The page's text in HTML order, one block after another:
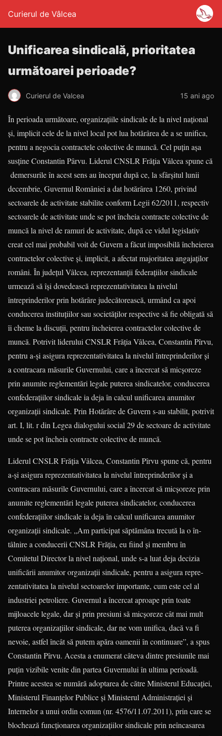
Curierul de Vâlcea
Unificarea sindicală, prioritatea
următoarei perioade?
Curierul de Valcea 15 ani ago
În perioada următoare, organizaţiile sindicale de la nivel naţional
şi, implicit cele de la nivel local pot lua hotărârea de a se unifica,
pentru a negocia contractele colective de muncă. Cel puţin aşa
susţine Constantin Pârvu. Liderul CNSLR Frăţia Vâlcea spune că
demersurile în acest sens au început după ce, la sfârşitul lunii
decembrie, Guvernul României a dat hotărârea 1260, privind
sectoarele de activitate stabilite conform Legii 62/2011, respectiv
sectoarele de activitate unde se pot încheia contracte colective de
muncă la nivel de ramuri de activitate, după ce vidul legislativ
creat cel mai probabil voit de Guvern a făcut imposibilă încheierea
contractelor colective şi, implicit, a afectat majoritatea angaja­ţilor
români. În judeţul Vâlcea, reprezentanţii fede­ra­ţiilor sindicale
urmează să îşi dovedească re­pre­zentativitatea la nivelul
întreprinderilor prin ho­tărâre judecătorească, urmând ca apoi
condu­ce­rea instituţiilor sau societăţilor respective să fie obligată să
îi cheme la discuţii, pentru încheierea contractelor colective de
muncă. Potrivit liderului CNSLR Frăţia Vâlcea, Constantin Pîrvu,
pentru a-şi asigura reprezentativitatea la nivelul întreprin­de­rilor şi
a contracara măsurile Guvernului, care a încercat să micşoreze
prin anumite regle­men­tări legale puterea sindicatelor, conducerea
con­fe­­deraţiilor sindicale ia deja în calcul unificarea anumitor
organizaţii sindicale. Prin Hotărâre de Guvern s-au stabilit, potrivit
art. I, lit. r din Legea dialogului social 29 de sectoare de activitate
unde se pot încheia contracte colective de muncă.
Liderul CNSLR Frăţia Vâlcea, Constantin Pîrvu spune că, pentru
a-şi asigura reprezenta­ti­vitatea la nivelul întreprinderilor şi a
contracara mă­surile Guvernului, care a încercat să micşo­reze prin
anumite reglementări legale puterea sindicatelor, conducerea
confederaţiilor sindicale ia deja în calcul unificarea anumitor
organizaţii sindicale. „Am participat săptămâna trecută la o în­
tâlnire a conducerii CNSLR Frăţia, eu fiind şi membru în
Comitetul Director la nivel naţional, unde s-a luat deja decizia
unificării anumitor organizaţii sindicale, pentru a asigura repre­
zentativitatea la nivelul sectoarelor importante, cum este cel al
industriei petroliere. Guvernul a încercat aproape prin toate
mijloacele legale, dar şi prin presiuni să micşoreze cât mai mult
puterea organizaţiilor sindicale, dar ne vom unifica, dacă va fi
nevoie, astfel încât să putem apăra oamenii în continuare”, a spus
Constantin Pîrvu. Acesta a enumerat câteva dintre presiunile mai
puţin vizibile venite din partea Guvernului în ultima perioadă.
Printre acestea se numără adoptarea de către Ministerul Educaţiei,
Ministerul Finan­ţe­lor Publice şi Ministerul Administraţiei şi
Internelor a unui ordin comun (nr. 4576/11.07.2011), prin care se
blochează funcţionarea organizaţiilor sindicale prin neîncasarea